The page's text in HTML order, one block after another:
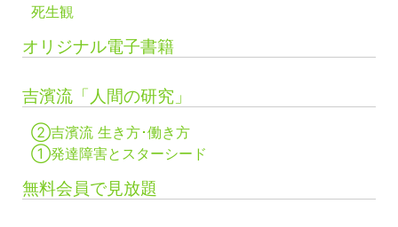
死生観
オリジナル電子書籍
吉濱流「人間の研究」
②吉濱流 生き方･働き方
①発達障害とスターシード
無料会員で見放題